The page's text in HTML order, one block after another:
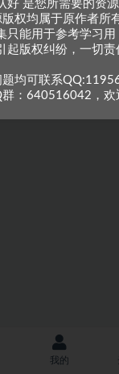
的网站，会长期坚持更
源请先与站长沟通，恶
我的
好 是您所需要的资源
权均属于原作者所
只能用于参考学习用
起版权纠纷，一切
均可联系
：640516042，欢